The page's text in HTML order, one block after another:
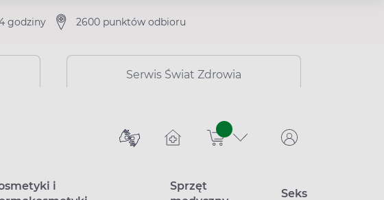
godziny 2600 punktów odbioru
Serwis Świat Zdrowia
sztuk
i
Sprzęt
Seks